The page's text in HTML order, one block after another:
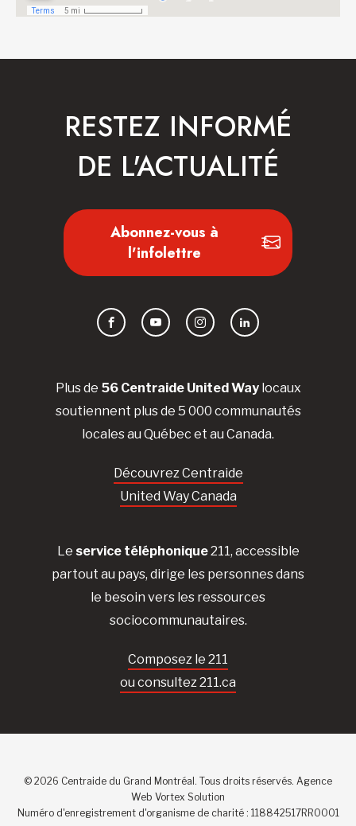
Plus de 56 Centraide United Waylocaux
soutiennent plus de 5 000 communautés
locales au Québec et au Canada.
Découvrez Centraide
United Way Canada
Le service téléphonique211, accessible
partout au pays, dirige les personnes dans
le besoin vers les ressources
sociocommunautaires.
Composez le 211
ou consultez 211.ca
RESTEZ INFORMÉ
DE L'ACTUALITÉ
Abonnez-vous à
l'infolettre
FacebookYouTubeInstagramLinkedIn
© 2026 Centraide du Grand Montréal. Tous droits réservés. Agence
Web Vortex Solution
Numéro d'enregistrement d'organisme de charité : 118842517RR0001